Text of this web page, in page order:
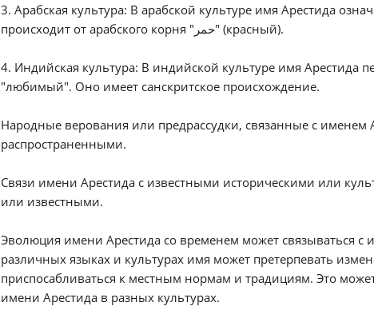
3. Арабская культура: В арабской культуре имя Арестида
происходит от арабского корня "حمر" (красный).
4. Индийская культура: В индийской культуре имя Арестида
"любимый". Оно имеет санскритское происхождение.
Народные верования или предрассудки, связанные с
распространенными.
Связи имени Арестида с известными историческими или
или известными.
Эволюция имени Арестида со временем может связываться
различных языках и культурах имя может претерпевать
приспосабливаться к местным нормам и традициям. Это
имени Арестида в разных культурах.